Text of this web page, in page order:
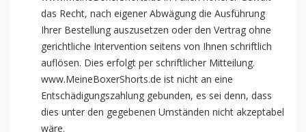
das Recht, nach eigener Abwägung die Ausführung
Ihrer Bestellung auszusetzen oder den Vertrag ohne
gerichtliche Intervention seitens von Ihnen schriftlich
auflösen. Dies erfolgt per schriftlicher Mitteilung.
www.MeineBoxerShorts.de ist nicht an eine
Entschädigungszahlung gebunden, es sei denn, dass
dies unter den gegebenen Umständen nicht akzeptabel
wäre.